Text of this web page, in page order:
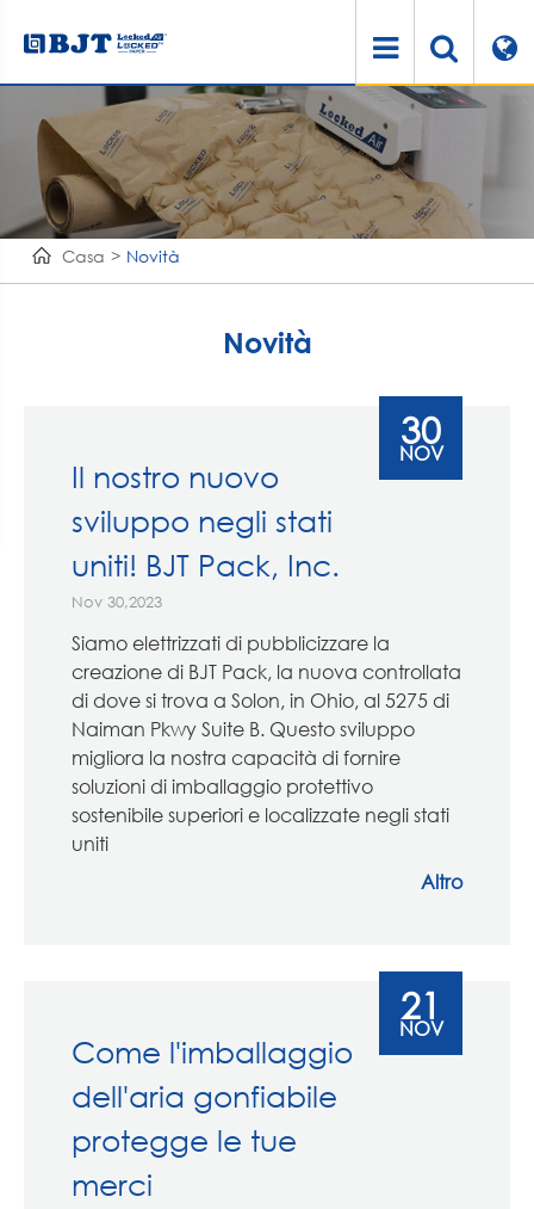
Casa Novità
Novità
Il nostro nuovo
sviluppo negli stati
uniti! BJT Pack, Inc.
Nov 30,2023
Siamo elettrizzati di pubblicizzare la
creazione di BJT Pack, la nuova controllata
di dove si trova a Solon, in Ohio, al 5275 di
Naiman Pkwy Suite B. Questo sviluppo
migliora la nostra capacità di fornire
soluzioni di imballaggio protettivo
sostenibile superiori e localizzate negli stati
uniti
Altro
30
NOV
Come l'imballaggio
dell'aria gonfiabile
protegge le tue
merci
21
NOV